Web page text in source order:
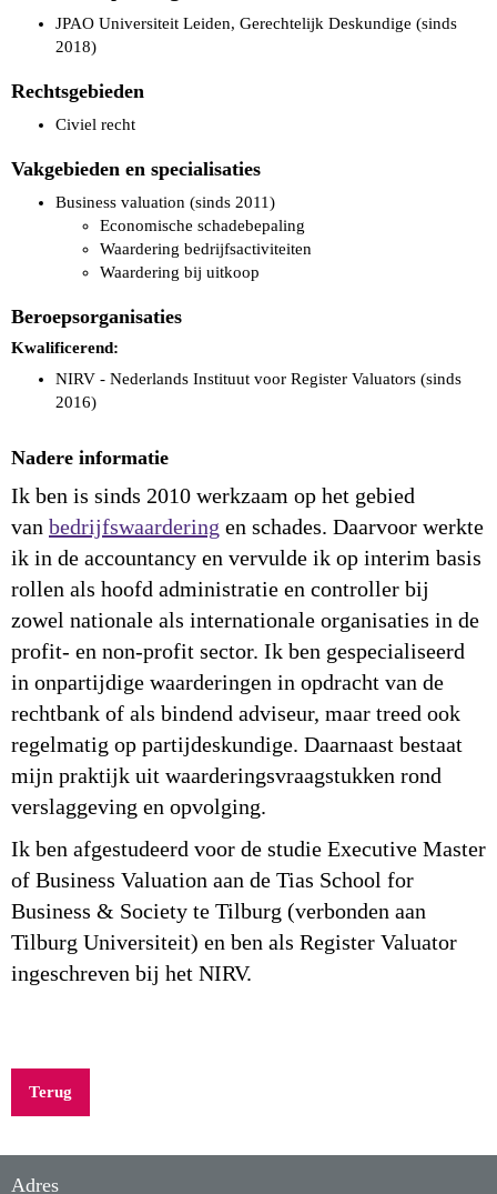
JPAO Universiteit Leiden, Gerechtelijk Deskundige (sinds
2018)
Rechtsgebieden
Civiel recht
Vakgebieden en specialisaties
Business valuation (sinds 2011)
Economische schadebepaling
Waardering bedrijfsactiviteiten
Waardering bij uitkoop
Beroepsorganisaties
Kwalificerend:
NIRV - Nederlands Instituut voor Register Valuators (sinds
2016)
Nadere informatie
Ik ben is sinds 2010 werkzaam op het gebied
van bedrijfswaardering en schades. Daarvoor werkte
ik in de accountancy en vervulde ik op interim basis
rollen als hoofd administratie en controller bij
zowel nationale als internationale organisaties in de
profit- en non-profit sector. Ik ben gespecialiseerd
in onpartijdige waarderingen in opdracht van de
rechtbank of als bindend adviseur, maar treed ook
regelmatig op partijdeskundige. Daarnaast bestaat
mijn praktijk uit waarderingsvraagstukken rond
verslaggeving en opvolging.
Ik ben afgestudeerd voor de studie Executive Master
of Business Valuation aan de Tias School for
Business & Society te Tilburg (verbonden aan
Tilburg Universiteit) en ben als Register Valuator
ingeschreven bij het NIRV.
Terug
Adres